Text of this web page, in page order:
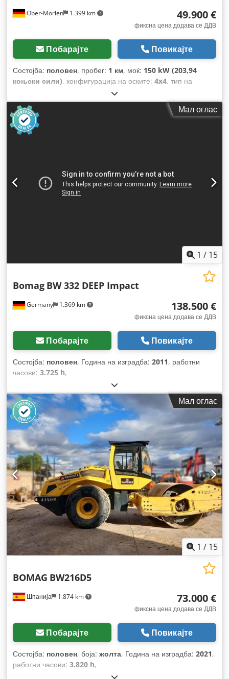
Ober-Mörlen 1.399 km 49.900 €
фиксна цена додава се ДДВ
Побарајте Повикајте
Состојба: половен, пробег: 1 км, моќ: 150 kW (203,94
коњски сили), конфигурација на оските: 4x4, тип на
, Година на изградба:
Мал оглас
1 / 15
Germany 1.369 km
Bomag BW 332 DEEP Impact
138.500 €
фиксна цена додава се ДДВ
Побарајте Повикајте
Состојба: половен, Година на изградба: 2011, работни
часови: 3.725 h,
Мал оглас
1 / 15
Шпанија 1.874 km
BOMAG BW216D5
73.000 €
фиксна цена додава се ДДВ
Побарајте Повикајте
Состојба: половен, боја: жолта, Година на изградба: 2021,
работни часови: 3.820 h,